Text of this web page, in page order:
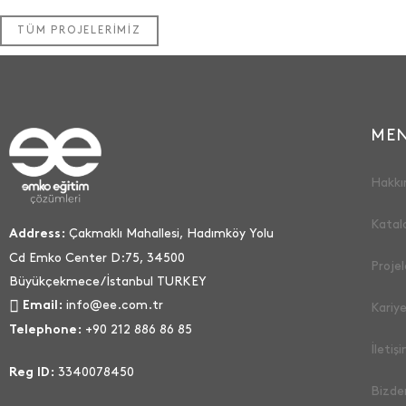
TÜM PROJELERİMİZ
Address: Çakmaklı Mahallesi, Hadımköy Yolu
Cd Emko Center D:75, 34500
Büyükçekmece/İstanbul TURKEY
Email: info@ee.com.tr
Telephone: +90 212 886 86 85
Reg ID: 3340078450